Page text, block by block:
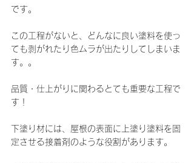
です。
この工程がないと、どんなに良い塗料を使っ
ても剥がれたり色ムラが出たりしてしまいま
す。。
品質・仕上がりに関わるとても重要な工程で
す！
下塗り材には、屋根の表面に上塗り塗料を固
定させる接着剤のような役割があります。